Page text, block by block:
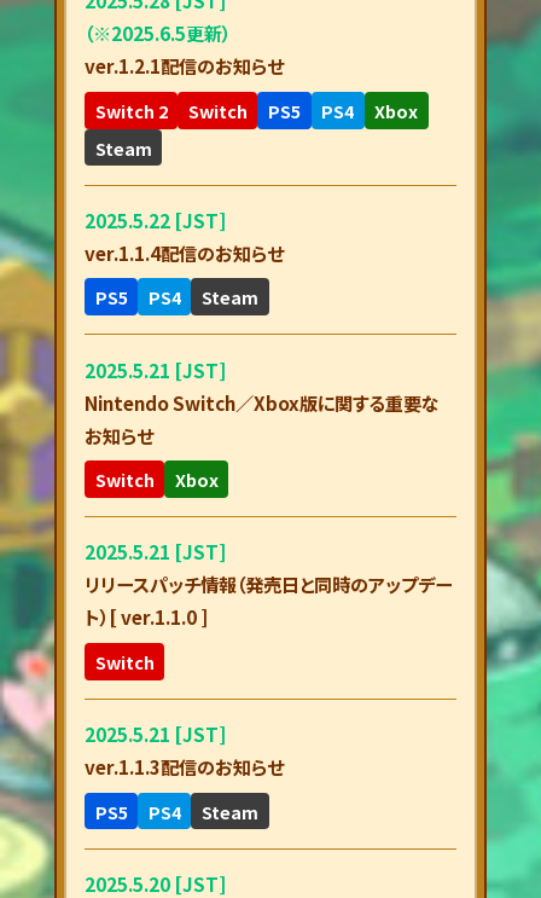
（※2025.6.5更新）
ver.1.2.1配信のお知らせ
Switch 2 Switch PS5 PS4
Xbox
Steam
2025.5.22 [JST]
ver.1.1.4配信のお知らせ
PS5 PS4 Steam
2025.5.21 [JST]
Nintendo Switch／Xbox版に関する重要な
お知らせ
Switch Xbox
2025.5.21 [JST]
リリースパッチ情報（発売日と同時のアップデー
ト）[ ver.1.1.0 ]
Switch
2025.5.21 [JST]
ver.1.1.3配信のお知らせ
PS5 PS4 Steam
2025.5.20 [JST]